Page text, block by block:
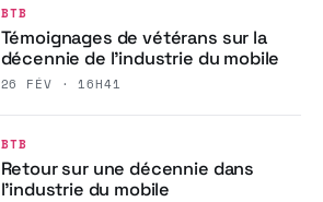
BTB
Témoignages de vétérans sur la
décennie de l’industrie du mobile
26 FÉV · 16H41
BTB
Retour sur une décennie dans
l’industrie du mobile